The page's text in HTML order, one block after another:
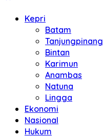
Kepri
Batam
Tanjungpinang
Bintan
Karimun
Anambas
Natuna
Lingga
Ekonomi
Nasional
Hukum